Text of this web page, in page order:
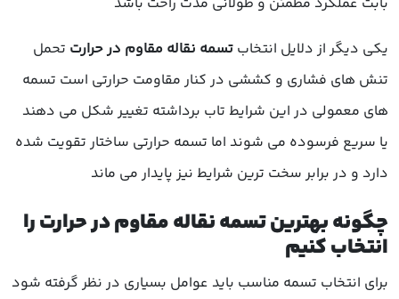
یکی دیگر از دلایل انتخاب تسمه نقاله مقاوم در حرارت تحمل
تنش های فشاری و کششی در کنار مقاومت حرارتی است تسمه
های معمولی در این شرایط تاب برداشته تغییر شکل می دهند
یا سریع فرسوده می شوند اما تسمه حرارتی ساختار تقویت شده
دارد و در برابر سخت ترین شرایط نیز پایدار می ماند
چگونه بهترین تسمه نقاله مقاوم در حرارت را
انتخاب کنیم
برای انتخاب تسمه مناسب باید عوامل بسیاری در نظر گرفته شود